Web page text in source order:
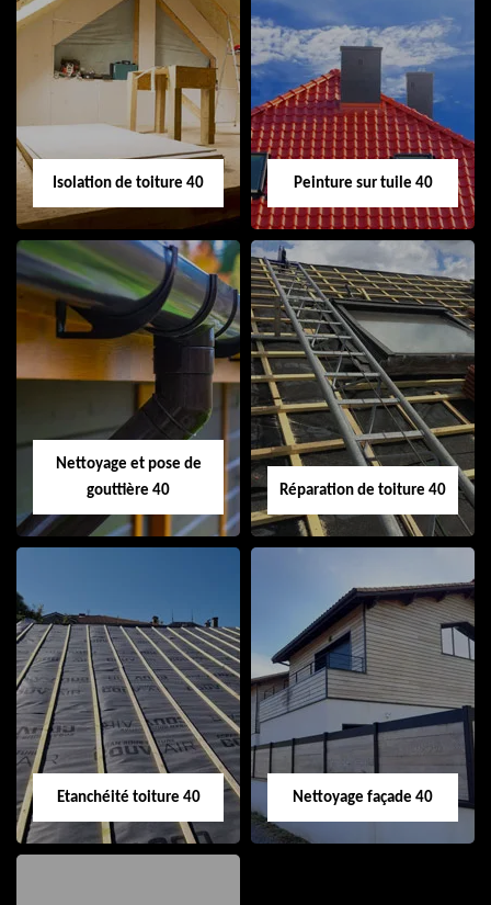
Urgence fuite de
toiture 40
Nettoyage
demoussage
toiture 40
Isolation de toiture 40
Isolation de toiture
40
Peinture sur tuile 40
Peinture sur tuile
40
Nettoyage et pose de
gouttière 40
Nettoyage et pose
de gouttière 40
Réparation de toiture 40
Réparation de
toiture 40
Etanchéité toiture 40 Nettoyage façade 40